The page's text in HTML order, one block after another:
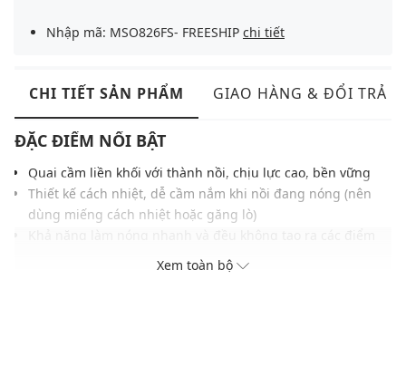
Nhập mã: MSO826FS- FREESHIP chi tiết
CHI TIẾT SẢN PHẨM GIAO HÀNG & ĐỔI TRẢ
ĐẶC ĐIỂM NỔI BẬT
Quai cầm liền khối với thành nồi, chịu lực cao, bền vững
Thiết kế cách nhiệt, dễ cầm nắm khi nồi đang nóng (nên
dùng miếng cách nhiệt hoặc găng lò)
Trang bị nắp kính chịu nhiệt có lỗ thoát hơi, giúp theo dõi
Xem toàn bộ